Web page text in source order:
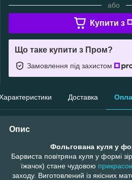
або
Купити з
Що таке купити з Пром?
Замовлення під захистом
Доставка
Опис
Фольгована куля у
Барвиста повітряна куля у формі
їжачок) стане чудовою
заходу. Виготовлений із якісних